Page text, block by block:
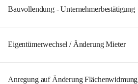
Bauvollendung - Unternehmerbestätigung
Eigentümerwechsel / Änderung Mieter
Anregung auf Änderung Flächenwidmung